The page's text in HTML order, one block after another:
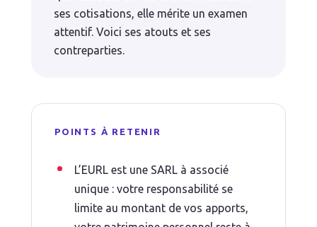
ses cotisations, elle mérite un examen
attentif. Voici ses atouts et ses
contreparties.
POINTS À RETENIR
L’EURL est une SARL à associé
unique : votre responsabilité se
limite au montant de vos apports,